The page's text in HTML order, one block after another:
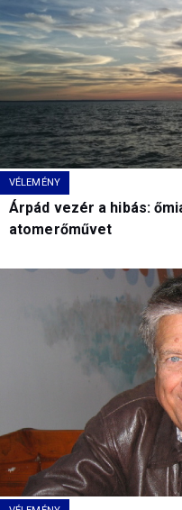
VÉLEMÉNY
Árpád vezér a hibás:
atomerőművet